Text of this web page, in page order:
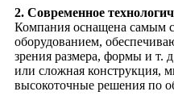
2. Современное
Компания оснащена самым
оборудованием,
зрения размера, формы и т.
или сложная конструкция,
высокоточные решения по